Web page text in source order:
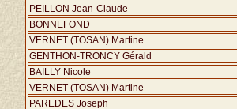
PEILLON Jean-Claude
BONNEFOND
VERNET (TOSAN) Martine
GENTHON-TRONCY Gérald
BAILLY Nicole
VERNET (TOSAN) Martine
PAREDES Joseph